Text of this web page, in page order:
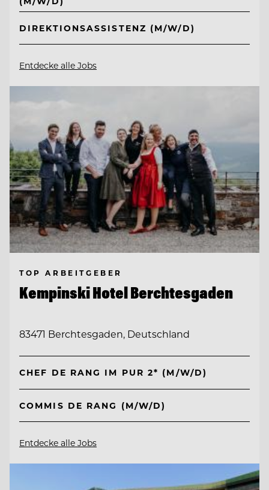
DIREKTIONSASSISTENZ (M/W/D)
Entdecke alle Jobs
TOP ARBEITGEBER
Kempinski Hotel Berchtesgaden
83471 Berchtesgaden, Deutschland
CHEF DE RANG IM PUR 2* (M/W/D)
COMMIS DE RANG (M/W/D)
Entdecke alle Jobs